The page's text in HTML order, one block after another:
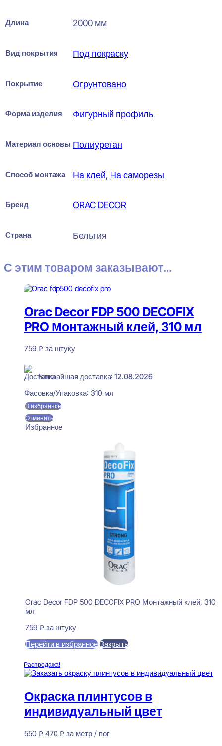
Длина 2000 мм
Вид покрытия Под покраску
Покрытие Огрунтовано
Форма изделия Фигурный профиль
Материал основы Полиуретан
Способ монтажа На клей, На саморезы
Бренд ORAC DECOR
Страна Бельгия
С этим товаром заказывают...
Orac Decor FDP 500 DECOFIX
PRO Монтажный клей, 310 мл
759 ₽ за штуку
Ближайшая доставка: 12.08.2026
Фасовка/Упаковка: 310 мл
В избранное
Отменить
Избранное
Orac Decor FDP 500 DECOFIX PRO Монтажный клей, 310
мл
759 ₽ за штуку
Перейти в избранное Закрыть
Распродажа!
Окраска плинтусов в
индивидуальный цвет
550₽ Первоначальная
470 ₽Текущая
за метр / пог